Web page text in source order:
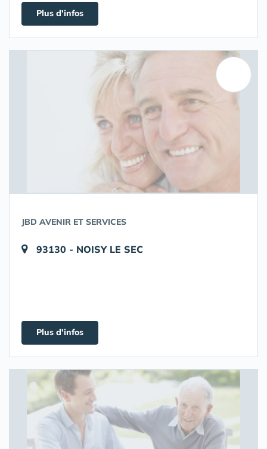
Plus d'infos
JBD AVENIR ET SERVICES
93130 - NOISY LE SEC
Plus d'infos